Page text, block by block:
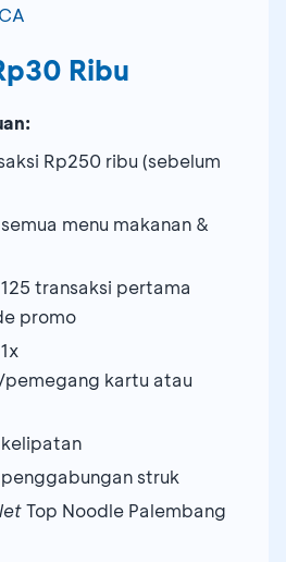
Ribu
Rp250 ribu (sebelum
menu makanan &
transaksi pertama
promo
kartu atau
struk
Top Noodle Palembang